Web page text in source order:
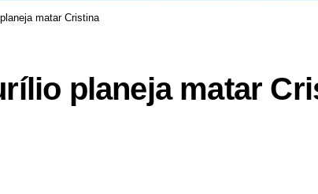
matar Cristina
planeja matar